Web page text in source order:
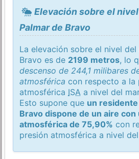
Elevación sobre el
Palmar de Bravo
La elevación sobre el nivel
Bravo es de 2199 metros, lo
descenso de 244,1 milibares
atmosférica con respecto a la
atmosférica ISA a nivel del
Esto supone que un
Bravo dispone de un aire con
atmosférica de 75,90% con
presión atmosférica a nivel